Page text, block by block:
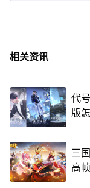
相关资讯
代
版
三
高